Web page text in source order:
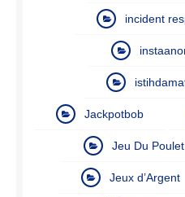
incident
Jackpotbob
Jeu Du Poulet
Jeux d’Argent